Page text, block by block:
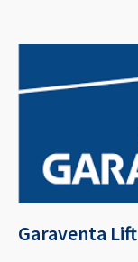
Garaventa Lift